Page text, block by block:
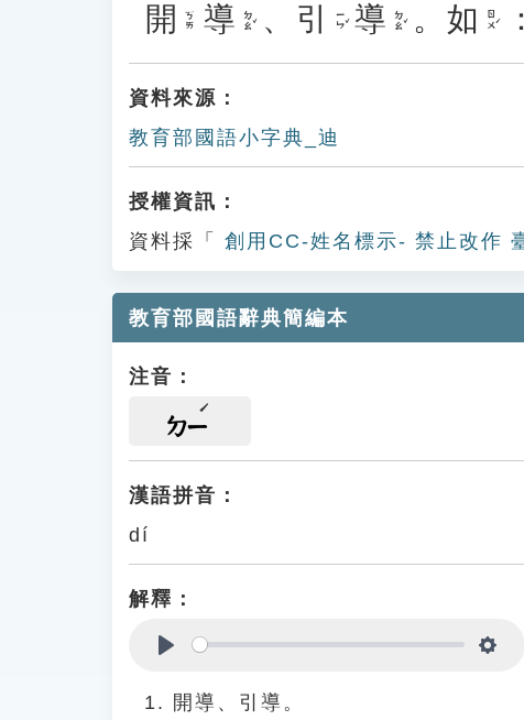
開 ㄎㄞ 導 ㄉㄠˇ 、 引 ㄧㄣˇ 導 ㄉㄠˇ 。 如 ㄖㄨˊ
資料來源：
教育部國語小字典_迪
授權資訊：
資料採「
創用CC-姓名標示- 禁止改作
教育部國語辭典簡編本
注音：
ㄉㄧ
漢語拼音：
dí
解釋：
開導、引導。